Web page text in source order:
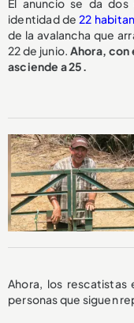
El anuncio se da
identidad de22
de la avalancha que
22 de junio. Ahora, con
asciende a 25.
Ahora, los
personas que siguen